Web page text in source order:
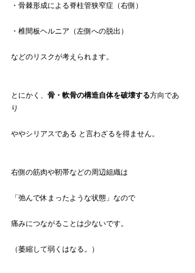
・骨棘形成による脊柱管狭窄症（右側）
・椎間板ヘルニア（左側への脱出）
などのリスクが考えられます。
とにかく、 骨・軟骨の構造自体を破壊する方向であ
り
ややシリアスである と言わざるを得ません。
右側の筋肉や靭帯などの周辺組織は
「弛んで休まったような状態」なので
痛みにつながることは少ないです。
（萎縮して弱くはなる。）